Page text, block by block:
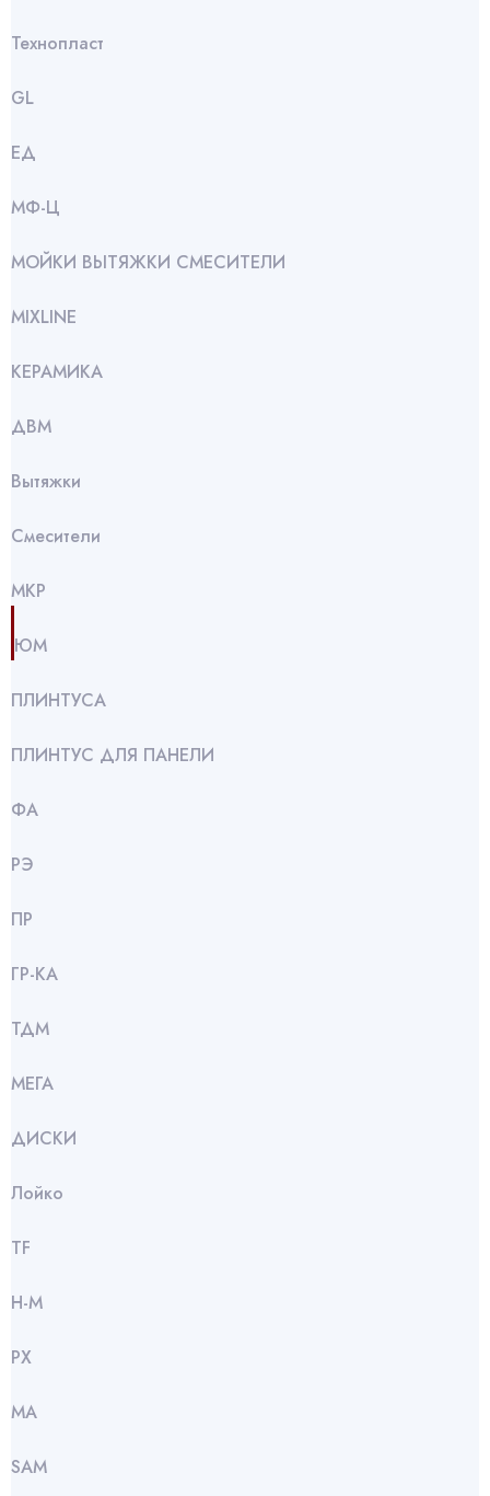
Технопласт
GL
ЕД
МФ-Ц
МОЙКИ ВЫТЯЖКИ СМЕСИТЕЛИ
МIXLINE
КЕРАМИКА
ДВМ
Вытяжки
Смесители
МКР
ЮМ
ПЛИНТУСА
ПЛИНТУС ДЛЯ ПАНЕЛИ
ФА
РЭ
ПР
ГР-КА
ТДМ
МЕГА
ДИСКИ
Лойко
TF
Н-М
РХ
МА
SАМ